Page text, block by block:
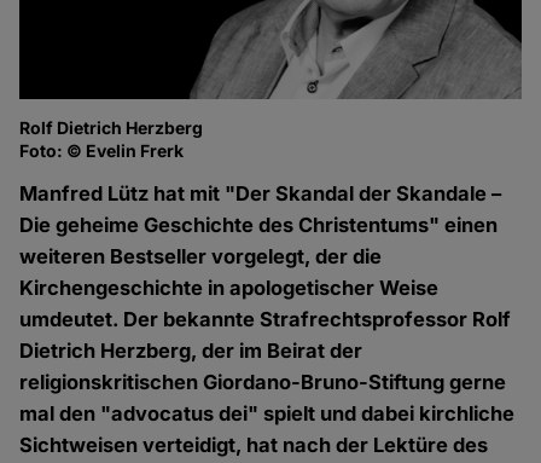
Rolf Dietrich Herzberg
Foto: © Evelin Frerk
Manfred Lütz hat mit "Der Skandal der Skandale –
Die geheime Geschichte des Christentums" einen
weiteren Bestseller vorgelegt, der die
Kirchengeschichte in apologetischer Weise
umdeutet. Der bekannte Strafrechtsprofessor Rolf
Dietrich Herzberg, der im Beirat der
religionskritischen Giordano-Bruno-Stiftung gerne
mal den "advocatus dei" spielt und dabei kirchliche
Sichtweisen verteidigt, hat nach der Lektüre des